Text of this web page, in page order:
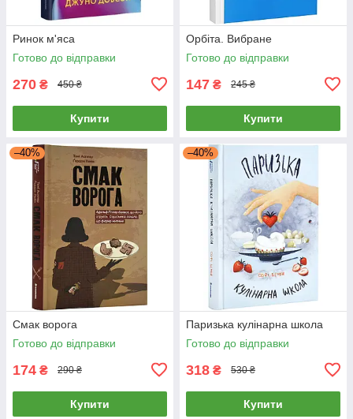
Ринок м'яса
Готово до відправки
270 ₴ 450 ₴
Купити
Орбіта. Вибране
Готово до відправки
147 ₴ 245 ₴
Купити
–40%
Смак ворога
Готово до відправки
174 ₴ 290 ₴
Купити
–40%
Паризька кулінарна школа
Готово до відправки
318 ₴ 530 ₴
Купити